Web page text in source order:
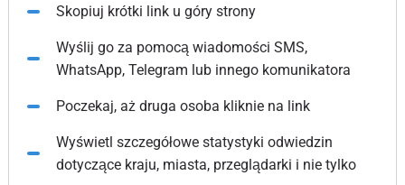
Skopiuj krótki link u góry strony
Wyślij go za pomocą wiadomości SMS,
WhatsApp, Telegram lub innego komunikatora
Poczekaj, aż druga osoba kliknie na link
Wyświetl szczegółowe statystyki odwiedzin
dotyczące kraju, miasta, przeglądarki i nie tylko